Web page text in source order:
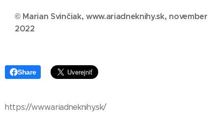
© Marian Svinčiak, www.ariadneknihy.sk, november
2022
Share
https://www.ariadneknihy.sk/